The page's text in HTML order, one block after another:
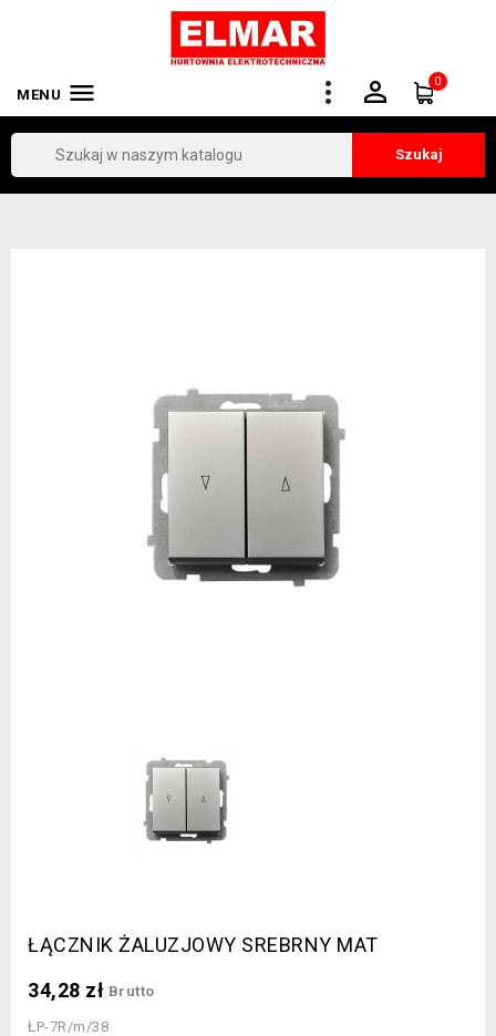
MENU  0

Szukaj
ŁĄCZNIK ŻALUZJOWY SREBRNY MAT
34,28 zł Brutto
ŁP-7R/m/38